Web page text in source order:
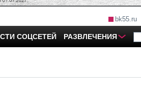
bk55.ru
СОЦСЕТЕЙ РАЗВЛЕЧЕНИЯ